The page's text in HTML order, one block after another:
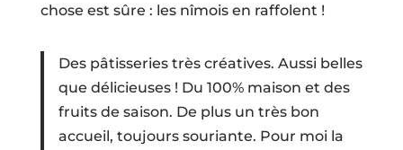
chose est sûre : les nîmois en raffolent !
Des pâtisseries très créatives. Aussi belles
que délicieuses ! Du 100% maison et des
fruits de saison. De plus un très bon
accueil, toujours souriante. Pour moi la